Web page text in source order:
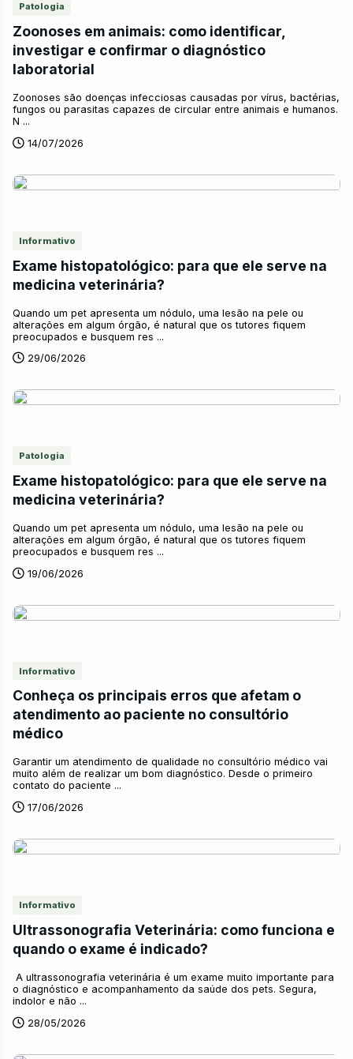
Patologia
Zoonoses em animais: como identificar,
investigar e confirmar o diagnóstico
laboratorial
Zoonoses são doenças infecciosas causadas por vírus, bactérias,
fungos ou parasitas capazes de circular entre animais e humanos.
N ...
14/07/2026
Informativo
Exame histopatológico: para que ele serve na
medicina veterinária?
Quando um pet apresenta um nódulo, uma lesão na pele ou
alterações em algum órgão, é natural que os tutores fiquem
preocupados e busquem res ...
29/06/2026
Patologia
Exame histopatológico: para que ele serve na
medicina veterinária?
Quando um pet apresenta um nódulo, uma lesão na pele ou
alterações em algum órgão, é natural que os tutores fiquem
preocupados e busquem res ...
19/06/2026
Informativo
Conheça os principais erros que afetam o
atendimento ao paciente no consultório
médico
Garantir um atendimento de qualidade no consultório médico vai
muito além de realizar um bom diagnóstico. Desde o primeiro
contato do paciente ...
17/06/2026
Informativo
Ultrassonografia Veterinária: como funciona e
quando o exame é indicado?
A ultrassonografia veterinária é um exame muito importante para
o diagnóstico e acompanhamento da saúde dos pets. Segura,
indolor e não ...
28/05/2026